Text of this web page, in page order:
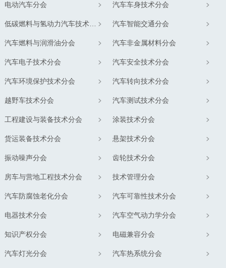
电动汽车分会 汽车车身技术分会
低碳燃料与氢动力汽车技术分会 汽车智能交通分会
汽车燃料与润滑油分会 汽车非金属材料分会
汽车电子技术分会 汽车安全技术分会
汽车环境保护技术分会 汽车转向技术分会
越野车技术分会 汽车测试技术分会
工程建设与装备技术分会 涂装技术分会
货运装备技术分会 悬架技术分会
振动噪声分会 齿轮技术分会
房车与营地工程技术分会 技术管理分会
汽车防腐蚀老化分会 汽车可靠性技术分会
电器技术分会 汽车空气动力学分会
知识产权分会 电磁兼容分会
汽车灯光分会 汽车热系统分会